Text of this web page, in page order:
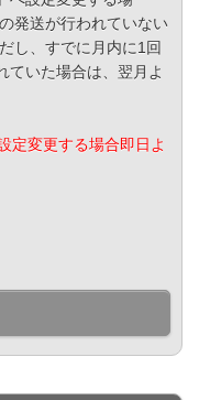
発送が行われていない
し、すでに月内に1回
ていた場合は、翌月よ
変更する場合即日よ